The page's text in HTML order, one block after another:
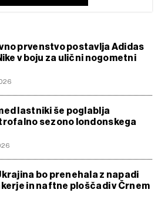
prvenstvo postavlja Adidas
v boju za ulični nogometni
lastniki še poglablja
sezono londonskega
bo prenehala z napadi
in naftne ploščadi v Črnem